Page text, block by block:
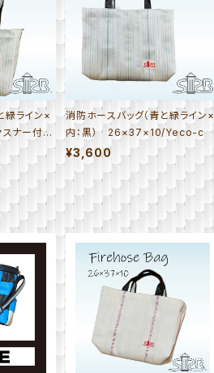
緑ライン×
スナー付
消防ホースバッグ（青と緑ライン×
内：黒） 26×37×10/Yeco-c
¥3,600